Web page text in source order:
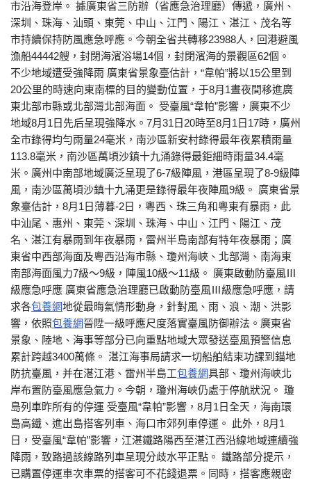
市沿海登岸。 據廣東省三防辦（省應急治理廳）傳遞，廣州、
深圳、珠海、汕頭、東莞、中山、江門、陽江、湛江、茂名等
市持續保持防風應急呼應。今朝全省共轉移23988人，回港避風
漁船44442艘，封閉海濱浴場14個，封閉濱海的景觀區62個。
不少地域遭受強降雨 廣東省景象臺估計，“韋帕”將以15公里到
20公里的時速向東南標的目的變動位置，于8月1晝夜間移進廣
東北部市縣或北部灣北部海面。 受臺風“韋帕”影響，廣東不少
地域8月1日先后呈現強降水。7月31日20時至8月1日17時，廣州
全市錄得均勻雨量24毫米，南沙區新安村錄得最年夜累積雨量
113.8毫米，南沙區萬頃沙鎮十九涌錄得最鉅細時雨量34.4毫
米。廣州中南部地域廣泛呈現了6-7級陣風，港區呈現了8-9級陣
風，南沙區萬頃沙鎮十九涌更是錄得最年夜陣風9級。 廣東省景
象臺估計，8月1日薄暮-2日，粵西、珠三角和粵東有暴雨，此
中汕尾、惠州、東莞、深圳、珠海、中山、江門、陽江、茂
名、湛江有暴雨到年夜暴雨，雷州半島南部有特年夜暴雨；廣
東省中西部海面及粵西沿海市縣、瓊州海峽、北部灣、南海東
南部海面風力7級～9級，陣風10級～11級。 廣東啟動防臺風Ⅲ
級應急呼應 廣東省應急治理廳已啟動防臺風Ⅲ級應急呼應，請
求各包養網地從最晦氣情形動身，針對風、雨、浪、潮、洪影
響，依照包養網晉陞一級呼應尺度落實臺風防御辦法。廣東省
景象、陸地、海事等部分已向重點地域大眾發送臺風預警信息
累計跨越3400萬條。 湛江海事局請求一切船舶結束功課到錨地
防抗臺風，并在湛江港、雷州半島工包養網具部、瓊州海峽北
岸布置防臺風應急氣力。今朝，瓊州海峽仍處于停航狀況。 瓊
島列車昨所有的停運 受臺風“韋帕”影響，8月1日全天，海南環
島高鐵、進出島搭客列車、海口市郊列車停運。 此外，8月1
日，受臺風“韋帕”影響，江湛鐵路陽西至湛江西沿線地域連續強
降雨，致路過該線路列車呈現分歧水平正點。 鐵路部分提示，
已購置停運車次車票的搭客可不花錢退票。同時，搭客應親密